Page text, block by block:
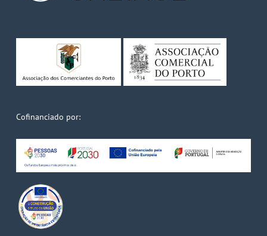
Cofinanciado por: